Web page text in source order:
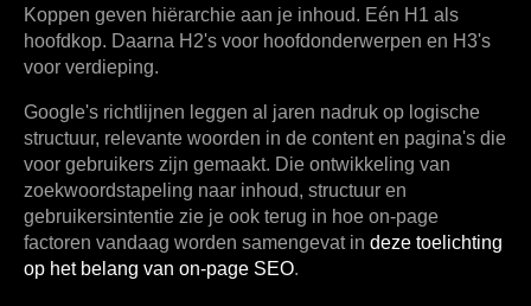
Koppen geven hiërarchie aan je inhoud. Eén H1 als
hoofdkop. Daarna H2's voor hoofdonderwerpen en H3's
voor verdieping.
Google's richtlijnen leggen al jaren nadruk op logische
structuur, relevante woorden in de content en pagina's die
voor gebruikers zijn gemaakt. Die ontwikkeling van
zoekwoordstapeling naar inhoud, structuur en
gebruikersintentie zie je ook terug in hoe on-page
factoren vandaag worden samengevat in deze toelichting
op het belang van on-page SEO.